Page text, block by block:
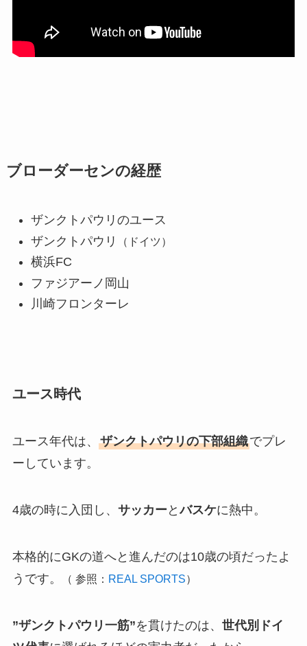
ブローダーセンの経歴
ザンクトパウリのユース
ザンクトパウリ
（ドイツ）
横浜FC
ファジアーノ岡山
川崎フロンターレ
ユース時代
ユース年代は、 ザンクトパウリの下部組織でプレ
ーしています。
4歳の時に入団し、 サッカー とバスケに熱中。
本格的にGKの道へと進んだのは10歳の頃だったよ
うです。
（ 参照： REAL SPORTS）
”ザンクトパウリ一筋”を貫けたのは、 世代別ドイ